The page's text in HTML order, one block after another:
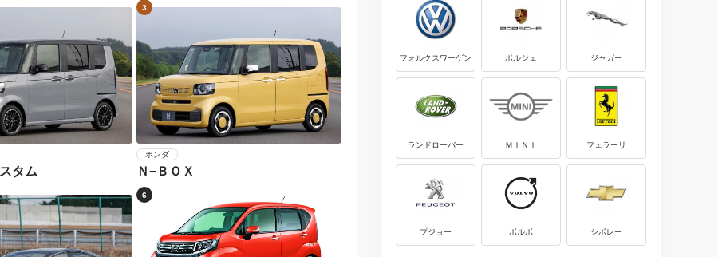
タム
3
ホンダ
Ｎ−ＢＯＸ
6
フォルクスワーゲン ポルシェ ジャガー
ランドローバー ＭＩＮＩ フェラーリ
プジョー ボルボ シボレー